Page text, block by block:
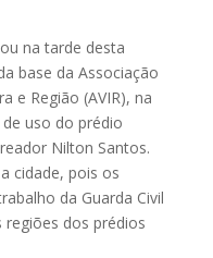
na tarde desta
base da Associação
e Região (AVIR), na
uso do prédio
Nilton Santos.
cidade, pois os
da Guarda Civil
dos prédios